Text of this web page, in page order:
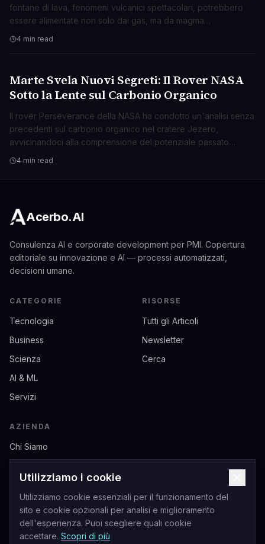
fontane di lava, fenomeni vulcanici spettacolari, potrebbero
essere alimentate non solo dai gas, ma da magma
surriscaldato che si espande violentemente.
4 min read
SCIENZA
Marte Svela Nuovi Segreti: Il Rover NASA
Sotto la Lente sul Carbonio Organico
Il rover Perseverance della NASA ha condotto un'analisi senza
precedenti sul carbonio organico nel cratere Jezero,
avvicinandoci alla comprensione del potenziale passato
biologico di Marte.
4 min read
Acerbo.AI
Consulenza AI e corporate development per PMI. Copertura
editoriale su innovazione e AI — processi automatizzati,
decisioni umane.
CATEGORIE
Tecnologia
Business
Scienza
AI & ML
Servizi
RISORSE
Tutti gli Articoli
Newsletter
Cerca
AZIENDA
Chi Siamo
Privacy
Termini di Servizio
Utilizziamo i cookie
Utilizziamo cookie essenziali per il funzionamento del
sito e cookie opzionali per analisi e miglioramento
dell'esperienza. Puoi scegliere quali cookie
accettare. Scopri di più